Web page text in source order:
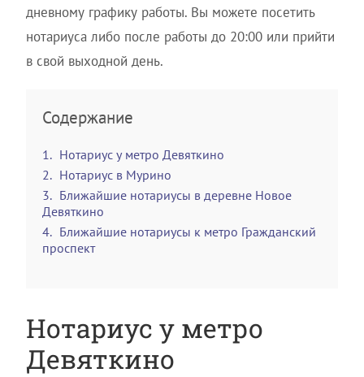
дневному графику работы. Вы можете посетить
нотариуса либо после работы до 20:00 или прийти
в свой выходной день.
Содержание
1
Нотариус у метро Девяткино
2
Нотариус в Мурино
3
Ближайшие нотариусы в деревне Новое
Девяткино
4
Ближайшие нотариусы к метро Гражданский
проспект
Нотариус у метро
Девяткино